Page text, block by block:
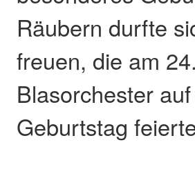
Räubern durfte
freuen, die am
Blasorchester
Geburtstag